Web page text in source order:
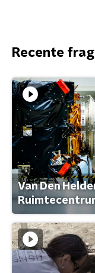
Recente
Van Den